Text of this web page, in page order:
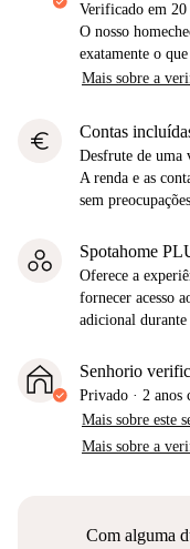
Verificado em 20
O nosso
exatamente o
Mais sobre a
euro Contas
Desfrute de uma
A renda e as
sem preocupações
Spotahome
Oferece a
fornecer acesso
adicional
Senhorio
Privado · 2 anos
Mais sobre este
Mais sobre a
Com alguma